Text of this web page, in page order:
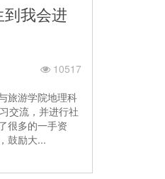
我会进
10517
旅游学院地理科
交流，并进行社
很多的一手资
鼓励大...